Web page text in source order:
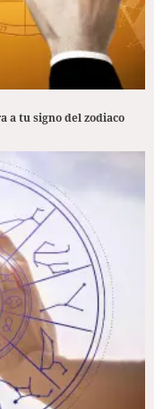
a tu signo del zodiaco